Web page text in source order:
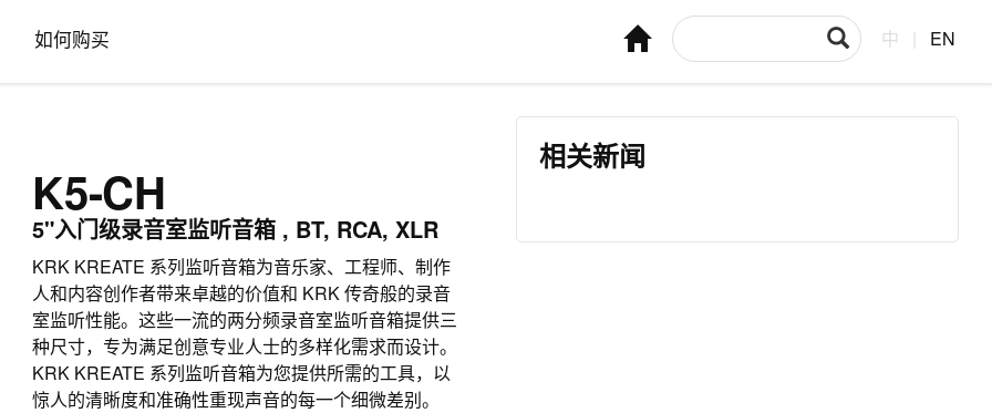
如何购买 中 EN
K5-CH
5"入门级录音室监听音箱 , BT, RCA, XLR
KRK KREATE 系列监听音箱为音乐家、工程师、制作
人和内容创作者带来卓越的价值和 KRK 传奇般的录音
室监听性能。这些一流的两分频录音室监听音箱提供三
种尺寸，专为满足创意专业人士的多样化需求而设计。
KRK KREATE 系列监听音箱为您提供所需的工具，以
惊人的清晰度和准确性重现声音的每一个细微差别。
相关新闻